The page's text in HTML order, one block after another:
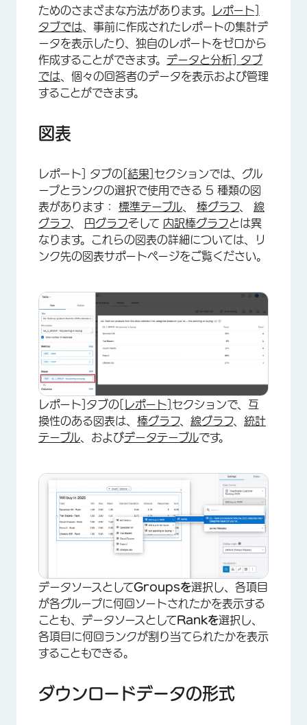
ためのさまざまな方法があります。
レポート]
タブでは 、事前に作成されたレポートの集計デ
ータを表示したり、独自のレポートをゼロから
作成することができます。 データと分析] タブ
では 、個々の回答者のデータを表示および管理
することができます。
図表
レポート] タブの [結果] セクションでは、グル
ープとランクの選択で使用できる 5 種類の図
表があります： 標準テーブル 棒グラフ、 線
グラフ、 円グラフそして 内訳棒グラフとは異
なります。これらの図表の詳細については、リ
ンク先の図表サポートページをご覧ください。
×
レポート]タブの [レポート] セクションで、互
換性のある図表は、 棒グラフ、 線グラフ、 統計
テーブル 、およびデータテーブルです。
データソースとしてGroupsを選択し、各項目
が各グループに何回ソートされたかを表示する
ことも、データソースとしてRankを選択し、
各項目に何回ランクが割り当てられたかを表示
することもできる。
ダウンロードデータの形式